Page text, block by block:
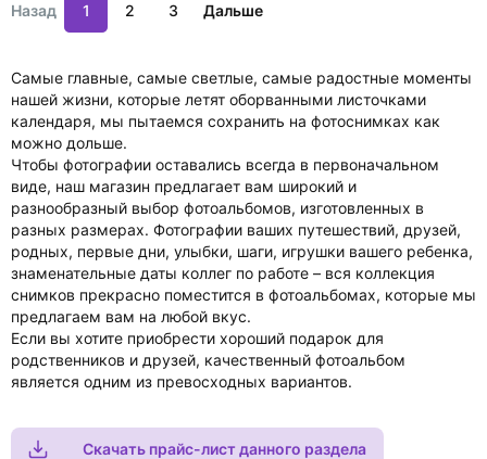
Назад 1 2 3 Дальше
Самые главные, самые светлые, самые радостные моменты
нашей жизни, которые летят оборванными листочками
календаря, мы пытаемся сохранить на фотоснимках как
можно дольше.
Чтобы фотографии оставались всегда в первоначальном
виде, наш магазин предлагает вам широкий и
разнообразный выбор фотоальбомов, изготовленных в
разных размерах. Фотографии ваших путешествий, друзей,
родных, первые дни, улыбки, шаги, игрушки вашего ребенка,
знаменательные даты коллег по работе – вся коллекция
снимков прекрасно поместится в фотоальбомах, которые мы
предлагаем вам на любой вкус.
Если вы хотите приобрести хороший подарок для
родственников и друзей, качественный фотоальбом
является одним из превосходных вариантов.
Скачать прайс-лист данного раздела